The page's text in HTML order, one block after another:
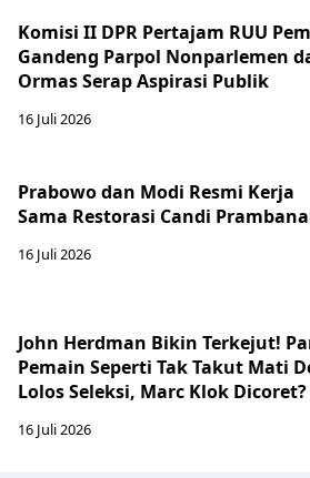
Komisi II DPR Pertajam RUU
Gandeng Parpol Nonparlemen
Ormas Serap Aspirasi Publik
16 Juli 2026
Prabowo dan Modi Resmi Kerja
Sama Restorasi Candi
16 Juli 2026
John Herdman Bikin Terkejut!
Pemain Seperti Tak Takut Mati
Lolos Seleksi, Marc Klok Dicoret?
16 Juli 2026